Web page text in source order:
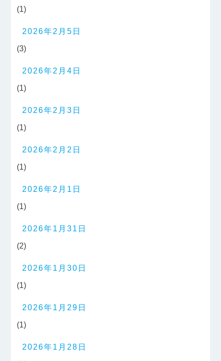
(1)
2026年2月5日
(3)
2026年2月4日
(1)
2026年2月3日
(1)
2026年2月2日
(1)
2026年2月1日
(1)
2026年1月31日
(2)
2026年1月30日
(1)
2026年1月29日
(1)
2026年1月28日